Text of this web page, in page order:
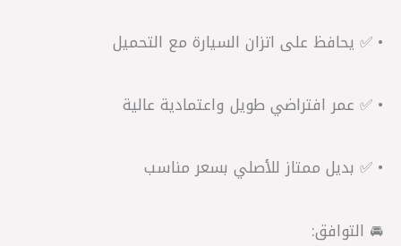
• ✅ يحافظ على اتزان السيارة مع التحميل
• ✅ عمر افتراضي طويل واعتمادية عالية
• ✅ بديل ممتاز للأصلي بسعر مناسب
🚘 التوافق: